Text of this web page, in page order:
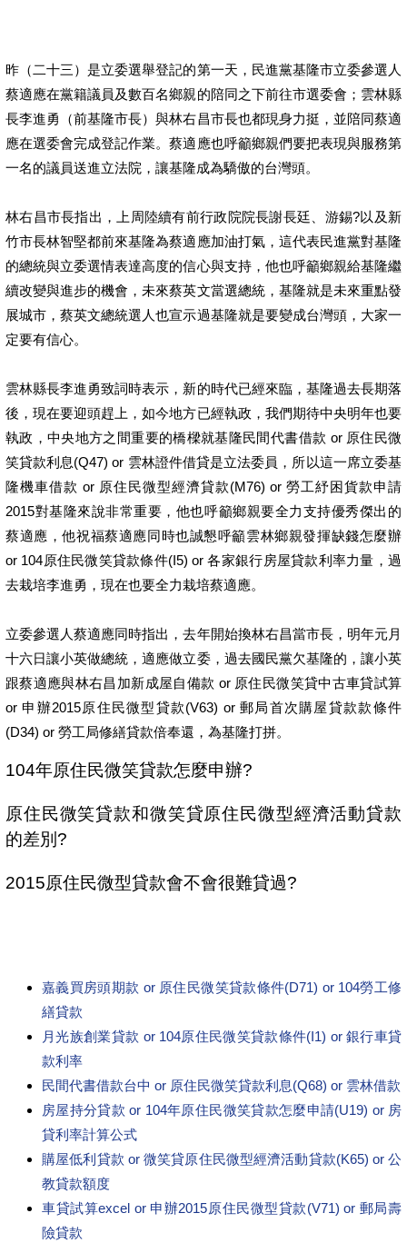
昨（二十三）是立委選舉登記的第一天，民進黨基隆市立委參選人
蔡適應在黨籍議員及數百名鄉親的陪同之下前往市選委會；雲林縣
長李進勇（前基隆市長）與林右昌市長也都現身力挺，並陪同蔡適
應在選委會完成登記作業。蔡適應也呼籲鄉親們要把表現與服務第
一名的議員送進立法院，讓基隆成為驕傲的台灣頭。
林右昌市長指出，上周陸續有前行政院院長謝長廷、游錫?以及新
竹市長林智堅都前來基隆為蔡適應加油打氣，這代表民進黨對基隆
的總統與立委選情表達高度的信心與支持，他也呼籲鄉親給基隆繼
續改變與進步的機會，未來蔡英文當選總統，基隆就是未來重點發
展城市，蔡英文總統選人也宣示過基隆就是要變成台灣頭，大家一
定要有信心。
雲林縣長李進勇致詞時表示，新的時代已經來臨，基隆過去長期落
後，現在要迎頭趕上，如今地方已經執政，我們期待中央明年也要
執政，中央地方之間重要的橋樑就基隆民間代書借款 or 原住民微
笑貸款利息(Q47) or 雲林證件借貸是立法委員，所以這一席立委基
隆機車借款 or 原住民微型經濟貸款(M76) or 勞工紓困貨款申請
2015對基隆來說非常重要，他也呼籲鄉親要全力支持優秀傑出的
蔡適應，他祝福蔡適應同時也誠懇呼籲雲林鄉親發揮缺錢怎麼辦
or 104原住民微笑貸款條件(I5) or 各家銀行房屋貸款利率力量，過
去栽培李進勇，現在也要全力栽培蔡適應。
立委參選人蔡適應同時指出，去年開始換林右昌當市長，明年元月
十六日讓小英做總統，適應做立委，過去國民黨欠基隆的，讓小英
跟蔡適應與林右昌加新成屋自備款 or 原住民微笑貸中古車貸試算
or 申辦2015原住民微型貸款(V63) or 郵局首次購屋貸款款條件
(D34) or 勞工局修繕貸款倍奉還，為基隆打拼。
104年原住民微笑貸款怎麼申辦?
原住民微笑貸款和微笑貸原住民微型經濟活動貸款
的差別?
2015原住民微型貸款會不會很難貸過?
嘉義買房頭期款 or 原住民微笑貸款條件(D71) or 104勞工修
繕貸款
月光族創業貸款 or 104原住民微笑貸款條件(I1) or 銀行車貸
款利率
民間代書借款台中 or 原住民微笑貸款利息(Q68) or 雲林借款
房屋持分貸款 or 104年原住民微笑貸款怎麼申請(U19) or 房
貸利率計算公式
購屋低利貸款 or 微笑貸原住民微型經濟活動貸款(K65) or 公
教貸款額度
車貸試算excel or 申辦2015原住民微型貸款(V71) or 郵局壽
險貸款